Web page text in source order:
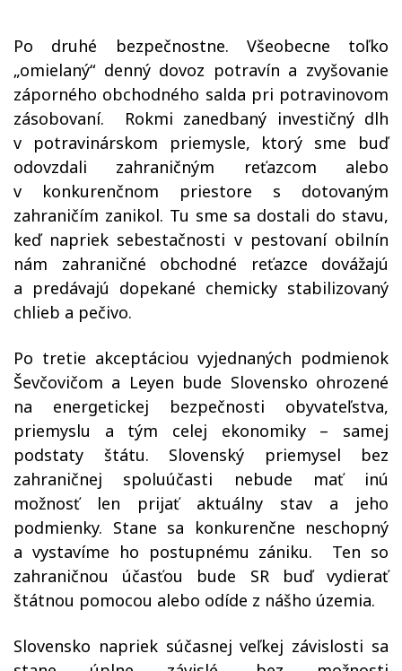
Po druhé bezpečnostne. Všeobecne toľko
„omielaný“ denný dovoz potravín a zvyšovanie
záporného obchodného salda pri potravinovom
zásobovaní.
Rokmi zanedbaný investičný dlh
v potravinárskom priemysle, ktorý sme buď
odovzdali zahraničným reťazcom alebo
v konkurenčnom priestore s dotovaným
zahraničím zanikol. Tu sme sa dostali do stavu,
keď napriek sebestačnosti v pestovaní obilnín
nám zahraničné obchodné reťazce dovážajú
a predávajú dopekané chemicky stabilizovaný
chlieb a pečivo.
Po tretie akceptáciou vyjednaných podmienok
Ševčovičom a Leyen bude Slovensko ohrozené
na energetickej bezpečnosti obyvateľstva,
priemyslu a tým celej ekonomiky – samej
podstaty štátu. Slovenský priemysel bez
zahraničnej spoluúčasti nebude mať inú
možnosť len prijať aktuálny stav a jeho
podmienky. Stane sa konkurenčne neschopný
a vystavíme ho postupnému zániku.
Ten so
zahraničnou účasťou bude SR buď vydierať
štátnou pomocou alebo odíde z nášho územia.
Slovensko napriek súčasnej veľkej závislosti sa